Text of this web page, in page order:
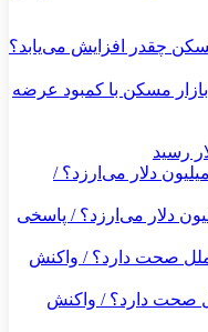
چقدر افزایش می‌یابد؟
مسکن با کمبود عرضه
از زمان ایلان ماسک ۱۰۰ میلیون دلار می‌ارزد؟ / پاسخی
بین‌الملل صحت دارد؟ / واکنش